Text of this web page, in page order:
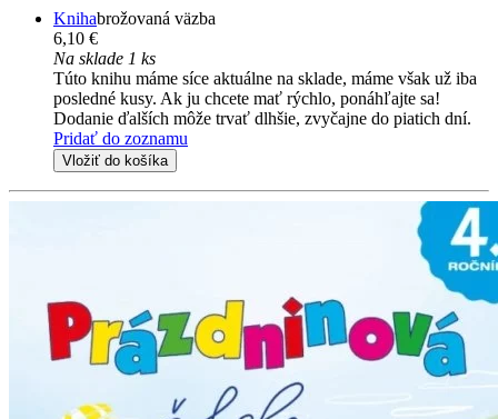
Knihabrožovaná väzba
6,10 €
Na sklade 1 ks
Túto knihu máme síce aktuálne na sklade, máme však už iba
posledné kusy. Ak ju chcete mať rýchlo, ponáhľajte sa!
Dodanie ďalších môže trvať dlhšie, zvyčajne do piatich dní.
Pridať do zoznamu
Vložiť do košíka